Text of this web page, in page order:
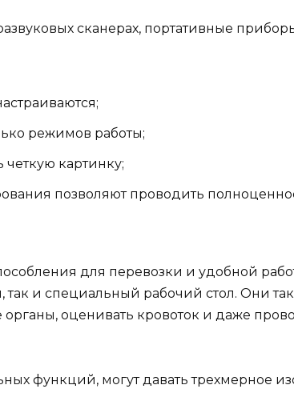
сканерах, портативные
режимов работы;
картинку;
позволяют проводить
для перевозки и удобной
и специальный рабочий стол. Они
оценивать кровоток и даже
функций, могут давать трехмерное